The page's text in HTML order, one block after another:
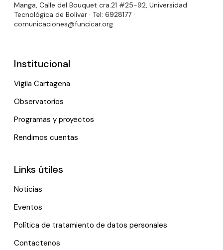
Manga, Calle del Bouquet cra.21 #25-92, Universidad
Tecnológica de Bolívar · Tel: 6928177 ·
comunicaciones@funcicar.org
Institucional
Vigila Cartagena
Observatorios
Programas y proyectos
Rendimos cuentas
Links útiles
Noticias
Eventos
Política de tratamiento de datos personales
Contactenos